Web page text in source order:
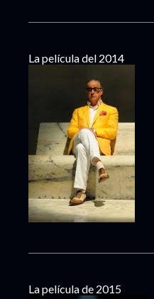
La película del 2014
La película de 2015